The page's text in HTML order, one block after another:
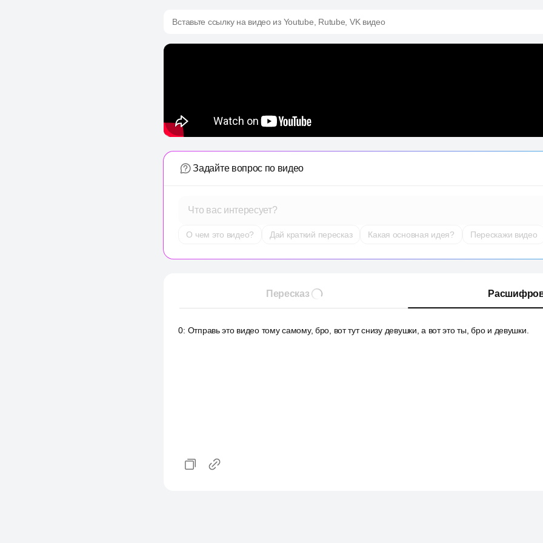
Вставьте ссылку на видео из Youtube, Rutube, VK видео
Задайте вопрос по видео
Что вас интересует?
О чем это видео? Дай краткий пересказ Какая основная идея? Перескажи видео
Пересказ
0: Отправь это видео тому самому, бро, вот тут снизу девушки, а вот это ты, бро и девушки.